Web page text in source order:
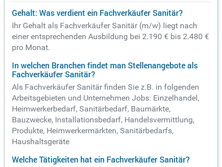
Gehalt: Was verdient ein Fachverkäufer Sanitär?
Ihr Gehalt als Fachverkäufer Sanitär (m/w) liegt nach
einer entsprechenden Ausbildung bei 2.190 € bis 2.480 €
pro Monat.
In welchen Branchen findet man Stellenangebote als
Fachverkäufer Sanitär?
Als Fachverkäufer Sanitär finden Sie z.B. in folgenden
Arbeitsgebieten und Unternehmen Jobs: Einzelhandel,
Heimwerkerbedarf, Sanitärbedarf, Baumärkte,
Bauzwecke, Installationsbedarf, Handelsvermittlung,
Produkte, Heimwerkermärkten, Sanitärbedarfs,
Haushaltsgeräte
Welche Tätigkeiten hat ein Fachverkäufer Sanitär?